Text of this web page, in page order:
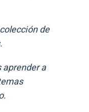
de
aprender a